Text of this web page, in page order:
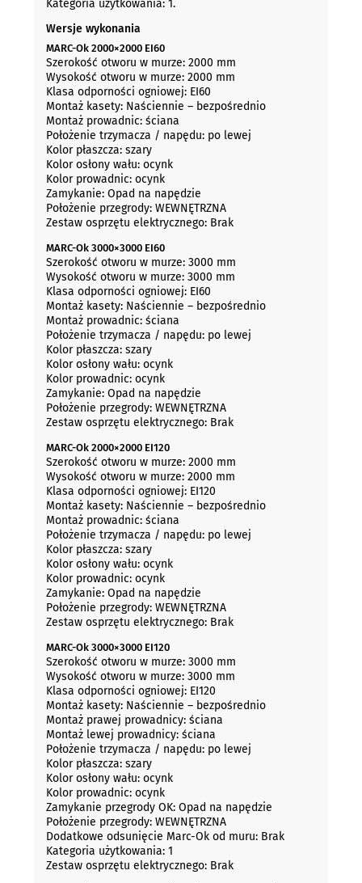
Kategoria użytkowania: 1.
Wersje wykonania
MARC-Ok 2000×2000 EI60
Szerokość otworu w murze: 2000 mm
Wysokość otworu w murze: 2000 mm
Klasa odporności ogniowej: EI60
Montaż kasety: Naściennie – bezpośrednio
Montaż prowadnic: ściana
Położenie trzymacza / napędu: po lewej
Kolor płaszcza: szary
Kolor osłony wału: ocynk
Kolor prowadnic: ocynk
Zamykanie: Opad na napędzie
Położenie przegrody: WEWNĘTRZNA
Zestaw osprzętu elektrycznego: Brak
MARC-Ok 3000×3000 EI60
Szerokość otworu w murze: 3000 mm
Wysokość otworu w murze: 3000 mm
Klasa odporności ogniowej: EI60
Montaż kasety: Naściennie – bezpośrednio
Montaż prowadnic: ściana
Położenie trzymacza / napędu: po lewej
Kolor płaszcza: szary
Kolor osłony wału: ocynk
Kolor prowadnic: ocynk
Zamykanie: Opad na napędzie
Położenie przegrody: WEWNĘTRZNA
Zestaw osprzętu elektrycznego: Brak
MARC-Ok 2000×2000 EI120
Szerokość otworu w murze: 2000 mm
Wysokość otworu w murze: 2000 mm
Klasa odporności ogniowej: EI120
Montaż kasety: Naściennie – bezpośrednio
Montaż prowadnic: ściana
Położenie trzymacza / napędu: po lewej
Kolor płaszcza: szary
Kolor osłony wału: ocynk
Kolor prowadnic: ocynk
Zamykanie: Opad na napędzie
Położenie przegrody: WEWNĘTRZNA
Zestaw osprzętu elektrycznego: Brak
MARC-Ok 3000×3000 EI120
Szerokość otworu w murze: 3000 mm
Wysokość otworu w murze: 3000 mm
Klasa odporności ogniowej: EI120
Montaż kasety: Naściennie – bezpośrednio
Montaż prawej prowadnicy: ściana
Montaż lewej prowadnicy: ściana
Położenie trzymacza / napędu: po lewej
Kolor płaszcza: szary
Kolor osłony wału: ocynk
Kolor prowadnic: ocynk
Zamykanie przegrody OK: Opad na napędzie
Położenie przegrody: WEWNĘTRZNA
Dodatkowe odsunięcie Marc-Ok od muru: Brak
Kategoria użytkowania: 1
Zestaw osprzętu elektrycznego: Brak